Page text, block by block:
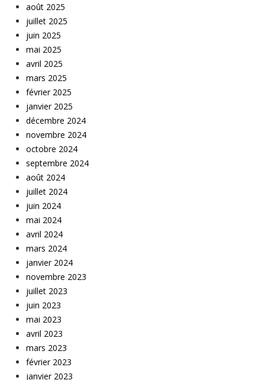
août 2025
juillet 2025
juin 2025
mai 2025
avril 2025
mars 2025
février 2025
janvier 2025
décembre 2024
novembre 2024
octobre 2024
septembre 2024
août 2024
juillet 2024
juin 2024
mai 2024
avril 2024
mars 2024
janvier 2024
novembre 2023
juillet 2023
juin 2023
mai 2023
avril 2023
mars 2023
février 2023
janvier 2023